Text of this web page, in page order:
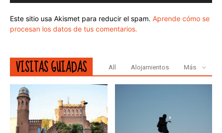
Este sitio usa Akismet para reducir el spam. Aprende cómo se
procesan los datos de tus comentarios.
VISITAS GUIADAS All Alojamientos Más